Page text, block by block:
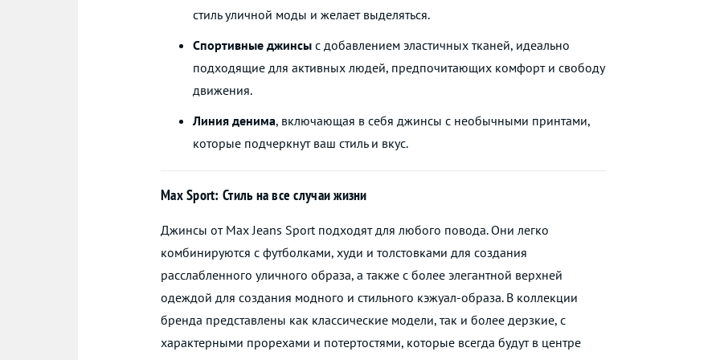
стиль уличной моды и желает выделяться.
Спортивные джинсы с добавлением эластичных тканей, идеально
подходящие для активных людей, предпочитающих комфорт и свободу
движения.
Линия денима, включающая в себя джинсы с необычными принтами,
которые подчеркнут ваш стиль и вкус.
Max Sport: Стиль на все случаи жизни
Джинсы от Max Jeans Sport подходят для любого повода. Они легко
комбинируются с футболками, худи и толстовками для создания
расслабленного уличного образа, а также с более элегантной верхней
одеждой для создания модного и стильного кэжуал-образа. В коллекции
бренда представлены как классические модели, так и более дерзкие, с
характерными прорехами и потертостями, которые всегда будут в центре